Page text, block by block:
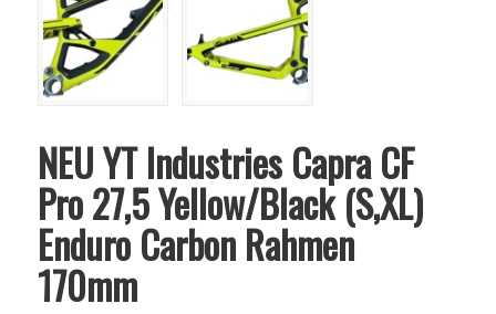
NEU YT Industries Capra CF
Pro 27,5 Yellow/Black (S,XL)
Enduro Carbon Rahmen
170mm